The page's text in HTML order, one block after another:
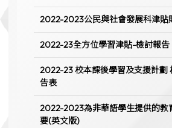
2022-2023公民與社會發展科津貼
2022-23全方位學習津貼-檢討報告
2022-23 校本課後學習及支援計劃
告表
2022-2023為非華語學生提供的教
要(英文版)